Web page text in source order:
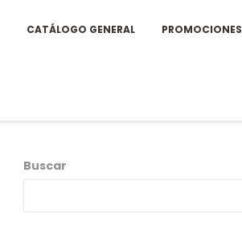
CATÁLOGO GENERAL PROMOCIONES
Buscar